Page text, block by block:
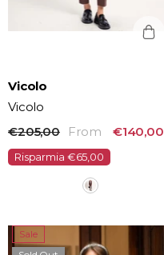
Vendor:
Vicolo
Vicolo
€205,00
From €140,00
Risparmia €65,00
Sale